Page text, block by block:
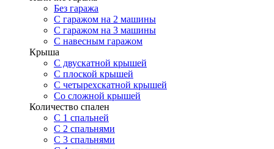
Без гаража
С гаражом на 2 машины
С гаражом на 3 машины
С навесным гаражом
Крыша
С двускатной крышей
С плоской крышей
С четырехскатной крышей
Со сложной крышей
Количество спален
С 1 спальней
С 2 спальнями
С 3 спальнями